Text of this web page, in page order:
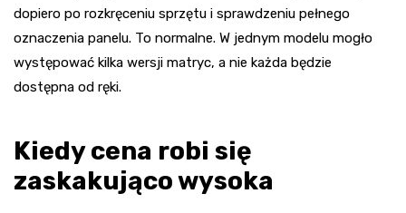
dopiero po rozkręceniu sprzętu i sprawdzeniu pełnego
oznaczenia panelu. To normalne. W jednym modelu mogło
występować kilka wersji matryc, a nie każda będzie
dostępna od ręki.
Kiedy cena robi się
zaskakująco wysoka